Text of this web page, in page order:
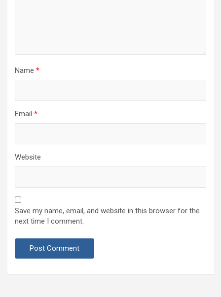
Name *
Email *
Website
Save my name, email, and website in this browser for the
next time I comment.